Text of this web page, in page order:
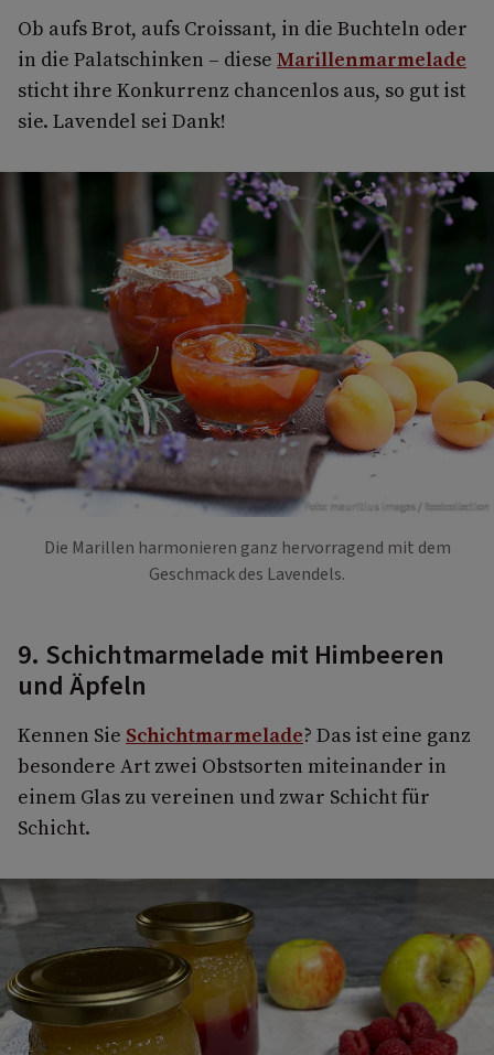
Ob aufs Brot, aufs Croissant, in die Buchteln oder
in die Palatschinken – diese Marillenmarmelade
sticht ihre Konkurrenz chancenlos aus, so gut ist
sie. Lavendel sei Dank!
Foto: mauritius images / foodcollection
Die Marillen harmonieren ganz hervorragend mit dem
Geschmack des Lavendels.
9. Schichtmarmelade mit Himbeeren
und Äpfeln
Kennen Sie Schichtmarmelade? Das ist eine ganz
besondere Art zwei Obstsorten miteinander in
einem Glas zu vereinen und zwar Schicht für
Schicht.